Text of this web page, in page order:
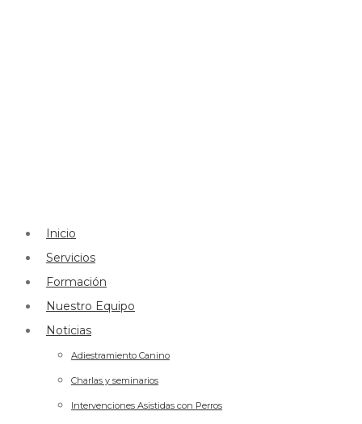
Inicio
Servicios
Formación
Nuestro Equipo
Noticias
Adiestramiento Canino
Charlas y seminarios
Intervenciones Asistidas con Perros